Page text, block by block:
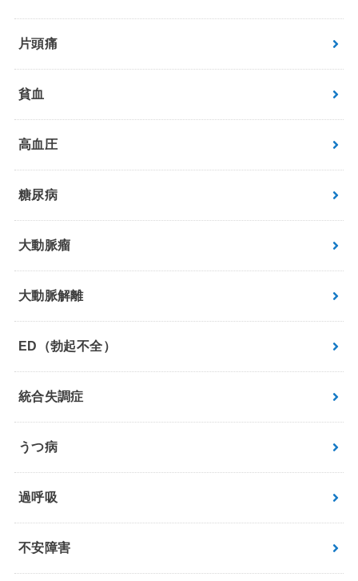
片頭痛
貧血
高血圧
糖尿病
大動脈瘤
大動脈解離
ED（勃起不全）
統合失調症
うつ病
過呼吸
不安障害